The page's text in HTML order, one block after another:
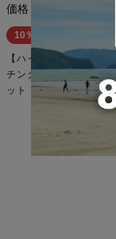
価格
10％OFF
【ハイサマsale】N-
チングレザー シートカ
ット [Refinad レフィ